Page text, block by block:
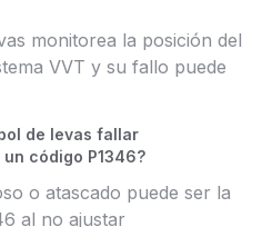
monitorea la posición del
VVT y su fallo puede
de levas fallar
código P1346?
o atascado puede ser la
al no ajustar